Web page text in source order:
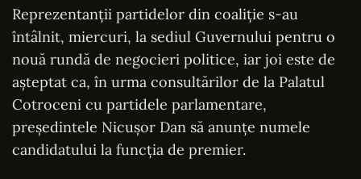
Reprezentanţii partidelor din coaliţie s-au
întâlnit, miercuri, la sediul Guvernului pentru o
nouă rundă de negocieri politice, iar joi este de
aşteptat ca, în urma consultărilor de la Palatul
Cotroceni cu partidele parlamentare,
preşedintele Nicuşor Dan să anunţe numele
candidatului la funcţia de premier.